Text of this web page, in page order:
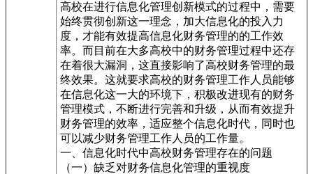
高校在进行信息化管理创新模式的过程中，需要
始终贯彻创新这一理念，加大信息化的投入力
度，才能有效提高信息化财务管理的的工作效
率。而目前在大多高校中的财务管理过程中还存
在着很大漏洞，这直接影响了高校财务管理的最
终效果。这就要求高校的财务管理工作人员能够
在信息化这一大的环境下，积极改进现有的财务
管理模式，不断进行完善和升级，从而有效提升
财务管理的效率，适应整个信息化时代，同时也
可以减少财务管理工作人员的工作量。
一、信息化时代中高校财务管理存在的问题
（一）缺乏对财务信息化管理的重视度